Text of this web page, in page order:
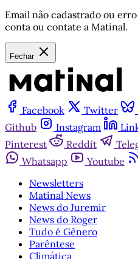
Email não cadastrado ou
conta ou contate a Matinal.
Fechar
Facebook Twitter
Github
Instagram
Pinterest
Reddit
Whatsapp
Youtube
Newsletters
Matinal News
News do Juremir
News do Roger
Tudo é Gênero
Parêntese
Climática